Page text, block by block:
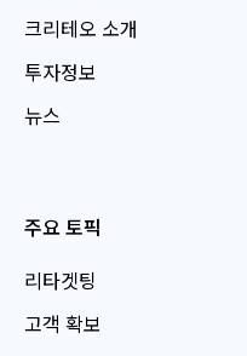
크리테오 소개
투자정보
뉴스
주요 토픽
리타겟팅
고객 확보